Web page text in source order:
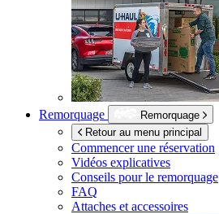
Remorquage
Remorquage
Retour au menu principal
Commencer une réservation
Vidéos explicatives
Conseils pour le remorquage
FAQ
Attaches et accessoires